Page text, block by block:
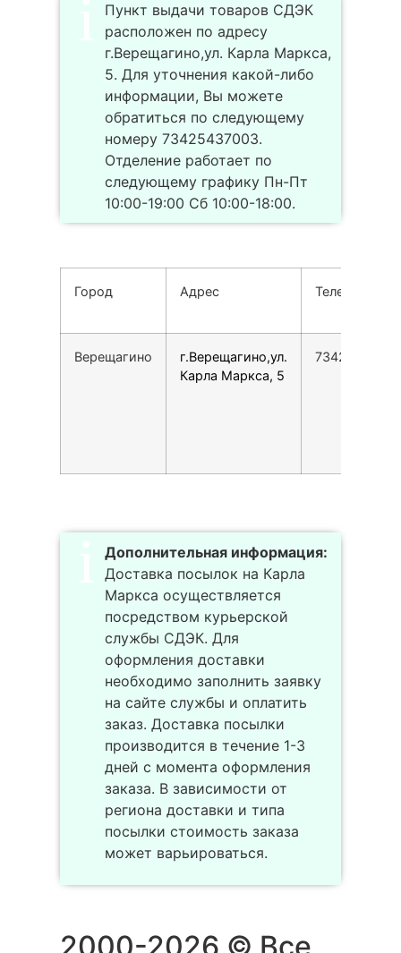
Пункт выдачи товаров СДЭК
расположен по адресу
г.Верещагино,ул. Карла Маркса,
5. Для уточнения какой-либо
информации, Вы можете
обратиться по следующему
номеру 73425437003.
Отделение работает по
следующему графику Пн-Пт
10:00-19:00 Сб 10:00-18:00.
Город Адрес Телефон
Верещагино
г.Верещагино,ул.
Карла Маркса, 5
Дополнительная информация:
Доставка посылок на Карла
Маркса осуществляется
посредством курьерской
службы СДЭК. Для
оформления доставки
необходимо заполнить заявку
на сайте службы и оплатить
заказ. Доставка посылки
производится в течение 1-3
дней с момента оформления
заказа. В зависимости от
региона доставки и типа
посылки стоимость заказа
может варьироваться.